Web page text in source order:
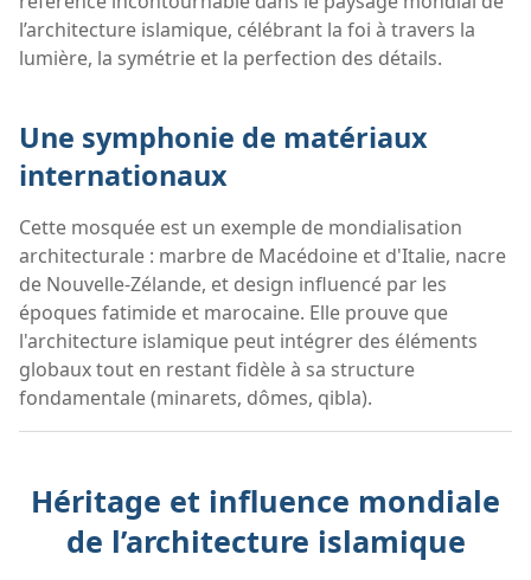
l’architecture islamique, célébrant la foi à travers la
lumière, la symétrie et la perfection des détails.
Une symphonie de matériaux
internationaux
Cette mosquée est un exemple de mondialisation
architecturale : marbre de Macédoine et d'Italie, nacre
de Nouvelle-Zélande, et design influencé par les
époques fatimide et marocaine. Elle prouve que
l'architecture islamique peut intégrer des éléments
globaux tout en restant fidèle à sa structure
fondamentale (minarets, dômes, qibla).
Héritage et influence mondiale
de l’architecture islamique